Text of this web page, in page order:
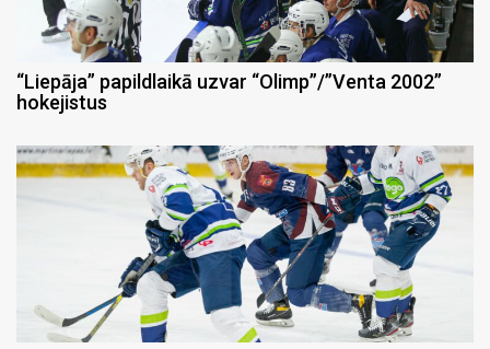
“Liepāja” papildlaikā uzvar “Olimp”/”Venta 2002”
hokejistus